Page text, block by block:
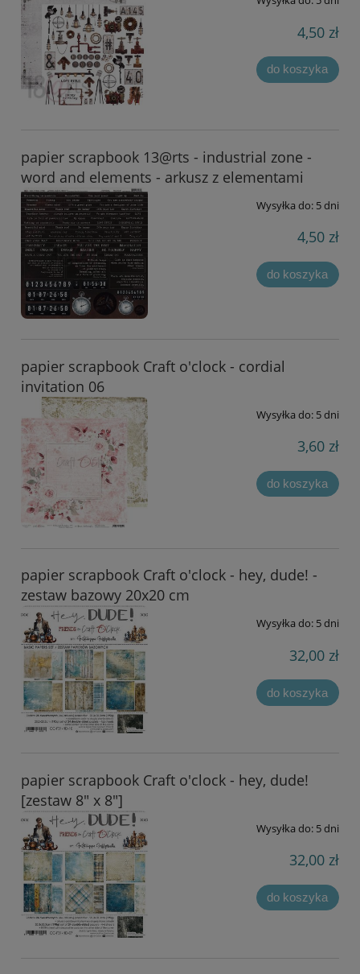
4,50 zł
do koszyka
papier scrapbook 13@rts - industrial zone -
word and elements - arkusz z elementami
Wysyłka do: 5 dni
4,50 zł
do koszyka
papier scrapbook Craft o'clock - cordial
invitation 06
Wysyłka do: 5 dni
3,60 zł
do koszyka
papier scrapbook Craft o'clock - hey, dude! -
zestaw bazowy 20x20 cm
Wysyłka do: 5 dni
32,00 zł
do koszyka
papier scrapbook Craft o'clock - hey, dude!
[zestaw 8" x 8"]
Wysyłka do: 5 dni
32,00 zł
do koszyka